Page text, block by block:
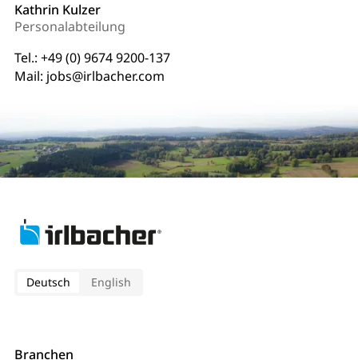
Kathrin Kulzer
Personalabteilung
Tel.: +49 (0) 9674 9200-137
Mail: jobs@irlbacher.com
Deutsch English
Branchen